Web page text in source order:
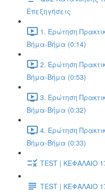
Επεξηγήσεις
1. Ερώτηση
Βήμα-Βήμα (0:14)
2. Ερώτηση
Βήμα-Βήμα (0:53)
3. Ερώτηση
Βήμα-Βήμα (0:32)
4. Ερώτηση
Βήμα-Βήμα (0:33)
TEST | ΚΕΦΑΛΑΙΟ
TEST | ΚΕΦΑΛΑΙΟ